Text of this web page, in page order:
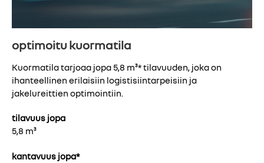
optimoitu kuormatila
Kuormatila tarjoaa jopa 5,8 m³* tilavuuden, joka on
ihanteellinen erilaisiin logistisiintarpeisiin ja
jakelureittien optimointiin.
tilavuus jopa
5,8 m³
kantavuus jopa*